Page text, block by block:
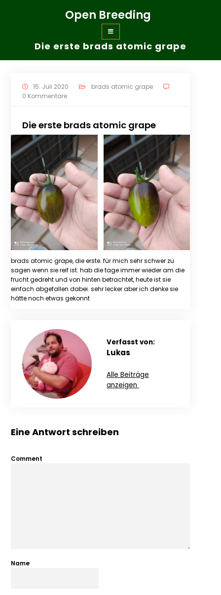
Open Breeding
Die erste brads atomic grape
15. Juli 2020
brads atomic grape
0 Kommentare
Die erste brads atomic grape
brads atomic grape, die erste. für mich sehr schwer zu
sagen wenn sie reif ist. hab die tage immer wieder am die
frucht gedreht und von hinten betrachtet, heute ist sie
einfach abgefallen dabei. sehr lecker aber ich denke sie
hätte noch etwas gekonnt
Verfasst von:
Lukas
Alle Beiträge
anzeigen
Eine Antwort schreiben
Comment
Name